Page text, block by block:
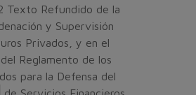
Texto Refundido de la
y Supervisión
Privados, y en el
Reglamento de los
para la Defensa del